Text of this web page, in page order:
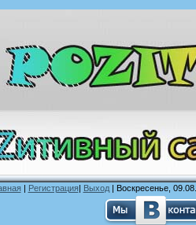
| Регистрация| Выход| Воскресенье,